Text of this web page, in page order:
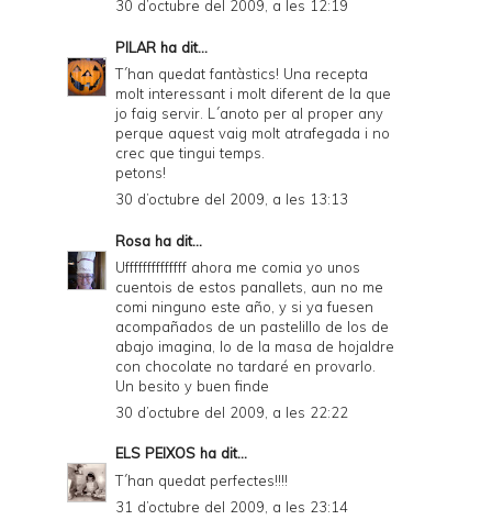
30 d’octubre del 2009, a les 12:19
PILAR ha dit...
T´han quedat fantàstics! Una recepta
molt interessant i molt diferent de la que
jo faig servir. L´anoto per al proper any
perque aquest vaig molt atrafegada i no
crec que tingui temps.
petons!
30 d’octubre del 2009, a les 13:13
Rosa ha dit...
Uffffffffffffff ahora me comia yo unos
cuentois de estos panallets, aun no me
comi ninguno este año, y si ya fuesen
acompañados de un pastelillo de los de
abajo imagina, lo de la masa de hojaldre
con chocolate no tardaré en provarlo.
Un besito y buen finde
30 d’octubre del 2009, a les 22:22
ELS PEIXOS ha dit...
T´han quedat perfectes!!!!
31 d’octubre del 2009, a les 23:14